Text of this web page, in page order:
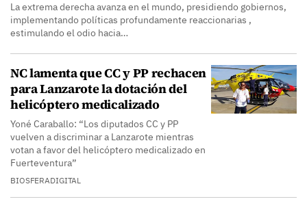
La extrema derecha avanza en el mundo, presidiendo gobiernos,
implementando políticas profundamente reaccionarias ,
estimulando el odio hacia…
NC lamenta que CC y PP rechacen
para Lanzarote la dotación del
helicóptero medicalizado
Yoné Caraballo: “Los diputados CC y PP
vuelven a discriminar a Lanzarote mientras
votan a favor del helicóptero medicalizado en
Fuerteventura”
BIOSFERADIGITAL